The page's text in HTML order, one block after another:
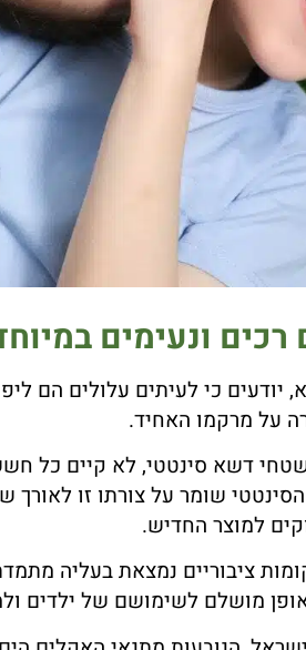
ונעימים
כי לעיתים עלולים הם
על מרקמו האחיד.
דשא סינטטי, לא קיים כל
שומר על צורתו זו
למוצר החדיש.
ציבוריים נמצאת בעליה
מושלם לשימושם של ילדים